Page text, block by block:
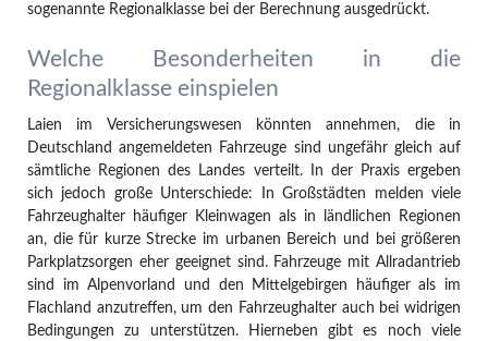
sogenannte Regionalklasse bei der Berechnung ausgedrückt.
Welche Besonderheiten in die
Regionalklasse einspielen
Laien im Versicherungswesen könnten annehmen, die in
Deutschland angemeldeten Fahrzeuge sind ungefähr gleich auf
sämtliche Regionen des Landes verteilt. In der Praxis ergeben
sich jedoch große Unterschiede: In Großstädten melden viele
Fahrzeughalter häufiger Kleinwagen als in ländlichen Regionen
an, die für kurze Strecke im urbanen Bereich und bei größeren
Parkplatzsorgen eher geeignet sind. Fahrzeuge mit Allradantrieb
sind im Alpenvorland und den Mittelgebirgen häufiger als im
Flachland anzutreffen, um den Fahrzeughalter auch bei widrigen
Bedingungen zu unterstützen. Hierneben gibt es noch viele